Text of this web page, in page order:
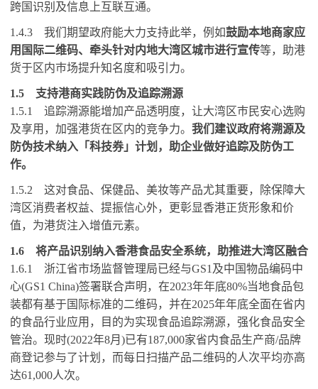
跨国识别及信息上互联互通。
1.4.3 我们期望政府能大力支持此举，例如鼓励本地商家应
用国际二维码、牵头针对内地大湾区城市进行宣传等，助港
货于区内巿场提升知名度和吸引力。
1.5 支持港商实践防伪及追踪溯源
1.5.1 追踪溯源能增加产品透明度，让大湾区巿民安心选购
及享用，加强港货在区内的竞争力。 我们建议政府将溯源及
防伪技术纳入「科技券」计划，助企业做好追踪及防伪工
作。
1.5.2 这对食品、保健品、美妆等产品尤其重要，除保障大
湾区消费者权益、提振信心外，更彰显香港正货形象和价
值，为港货注入增值元素。
1.6 将产品识别纳入香港食品安全系统，助推进大湾区融合
1.6.1 浙江省市场监督管理局已经与GS1 及中国物品编码中
心(GS1 China)签署联合声明，在2023年年底80%当地食品包
装都有基于国际标准的二维码，并在2025年年底全面在省内
的食品行业应用，目的为实现食品追踪溯源，强化食品安全
管治。现时(2022年8月 )已有187,000家省内食品生产商/品牌
商登记参与了计划，而每日扫描产品二维码的人次平均亦高
达61,000人次。